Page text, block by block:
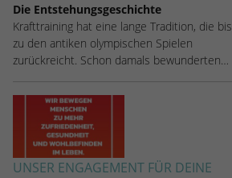
Die Entstehungsgeschichte
Krafttraining hat eine lange Tradition, die bis
zu den antiken olympischen Spielen
zurückreicht. Schon damals bewunderten…
UNSER ENGAGEMENT FÜR DEINE